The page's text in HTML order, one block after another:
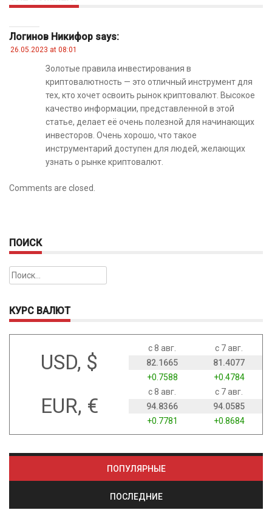
Логинов Никифор says:
26.05.2023 at 08:01
Золотые правила инвестирования в
криптовалютность — это отличный инструмент для
тех, кто хочет освоить рынок криптовалют. Высокое
качество информации, представленной в этой
статье, делает её очень полезной для начинающих
инвесторов. Очень хорошо, что такое
инструментарий доступен для людей, желающих
узнать о рынке криптовалют.
Comments are closed.
ПОИСК
Найти:
КУРС ВАЛЮТ
USD, $
с 8 авг.
с 7 авг.
82.1665
81.4077
+0.7588
+0.4784
EUR, €
с 8 авг.
с 7 авг.
94.8366
94.0585
+0.7781
+0.8684
ПОПУЛЯРНЫЕ
ПОСЛЕДНИЕ